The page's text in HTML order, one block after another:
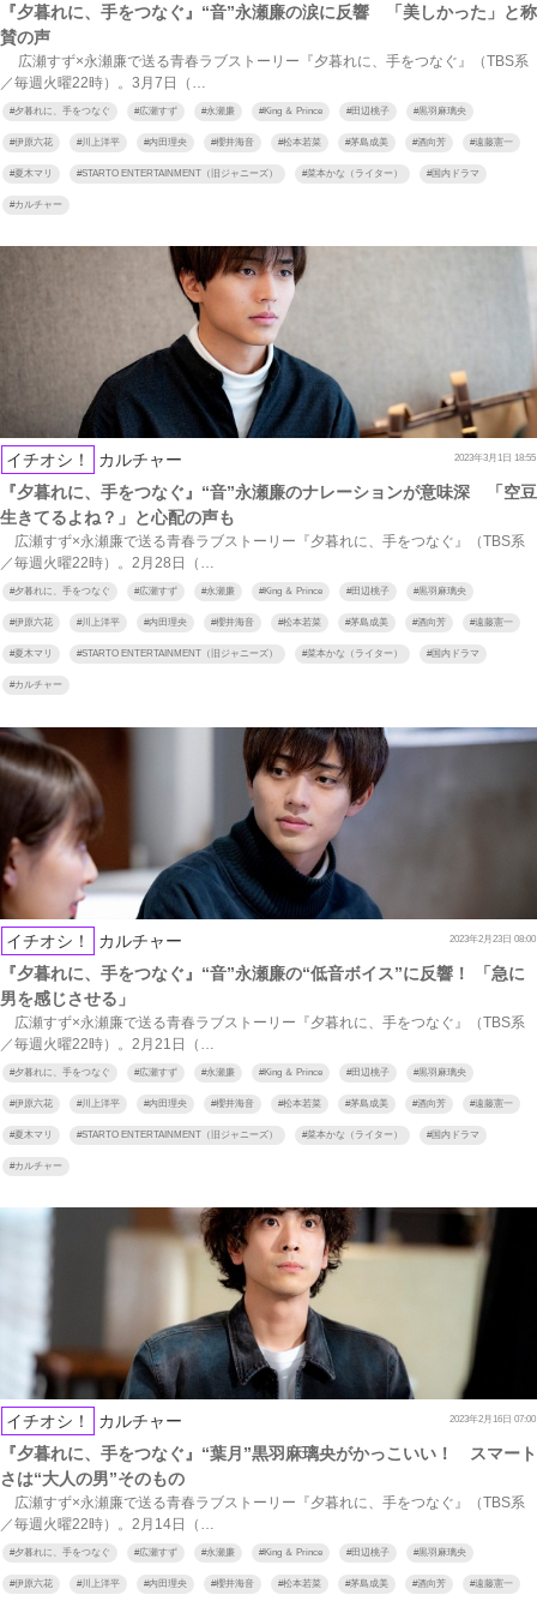
『夕暮れに、手をつなぐ』“音”永瀬廉の涙に反響 「美しかった」と称
賛の声
広瀬すず×永瀬廉で送る青春ラブストーリー『夕暮れに、手をつなぐ』（TBS系
／毎週火曜22時）。3月7日（…
#夕暮れに、手をつなぐ #広瀬すず #永瀬廉 #King ＆ Prince #田辺桃子 #黒羽麻璃央
#伊原六花 #川上洋平 #内田理央 #櫻井海音 #松本若菜 #茅島成美 #酒向芳 #遠藤憲一
#夏木マリ #STARTO ENTERTAINMENT（旧ジャニーズ） #菜本かな（ライター） #国内ドラマ
#カルチャー
イチオシ！ カルチャー 2023年3月1日 18:55
『夕暮れに、手をつなぐ』“音”永瀬廉のナレーションが意味深 「空豆
生きてるよね？」と心配の声も
広瀬すず×永瀬廉で送る青春ラブストーリー『夕暮れに、手をつなぐ』（TBS系
／毎週火曜22時）。2月28日（…
#夕暮れに、手をつなぐ #広瀬すず #永瀬廉 #King ＆ Prince #田辺桃子 #黒羽麻璃央
#伊原六花 #川上洋平 #内田理央 #櫻井海音 #松本若菜 #茅島成美 #酒向芳 #遠藤憲一
#夏木マリ #STARTO ENTERTAINMENT（旧ジャニーズ） #菜本かな（ライター） #国内ドラマ
#カルチャー
イチオシ！ カルチャー 2023年2月23日 08:00
『夕暮れに、手をつなぐ』“音”永瀬廉の“低音ボイス”に反響！ 「急に
男を感じさせる」
広瀬すず×永瀬廉で送る青春ラブストーリー『夕暮れに、手をつなぐ』（TBS系
／毎週火曜22時）。2月21日（…
#夕暮れに、手をつなぐ #広瀬すず #永瀬廉 #King ＆ Prince #田辺桃子 #黒羽麻璃央
#伊原六花 #川上洋平 #内田理央 #櫻井海音 #松本若菜 #茅島成美 #酒向芳 #遠藤憲一
#夏木マリ #STARTO ENTERTAINMENT（旧ジャニーズ） #菜本かな（ライター） #国内ドラマ
#カルチャー
イチオシ！ カルチャー 2023年2月16日 07:00
『夕暮れに、手をつなぐ』“葉月”黒羽麻璃央がかっこいい！ スマート
さは“大人の男”そのもの
広瀬すず×永瀬廉で送る青春ラブストーリー『夕暮れに、手をつなぐ』（TBS系
／毎週火曜22時）。2月14日（…
#夕暮れに、手をつなぐ #広瀬すず #永瀬廉 #King ＆ Prince #田辺桃子 #黒羽麻璃央
#伊原六花 #川上洋平 #内田理央 #櫻井海音 #松本若菜 #茅島成美 #酒向芳 #遠藤憲一